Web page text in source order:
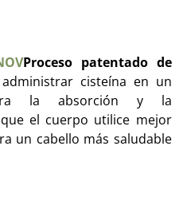
Proceso patentado de
cisteína en un
la absorción y la
el cuerpo utilice mejor
un cabello más saludable